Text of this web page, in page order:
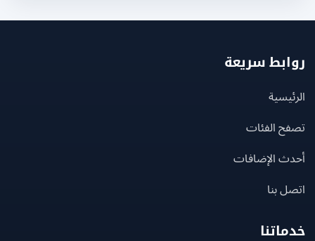
سريعة
الفئات
الإضافات
بنا